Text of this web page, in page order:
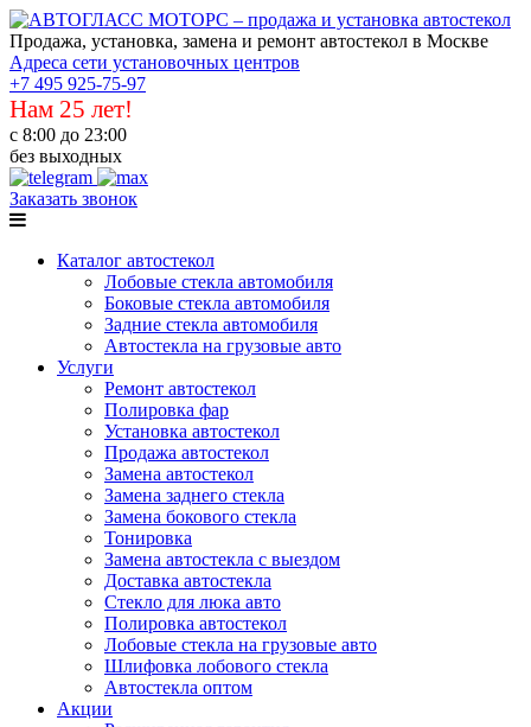
Продажа, установка, замена и ремонт автостекол в Москве
Адреса сети установочных центров
+7 495 925-75-97
Нам 25 лет!
с 8:00 до 23:00
без выходных
Заказать звонок
Каталог автостекол
Лобовые стекла автомобиля
Боковые стекла автомобиля
Задние стекла автомобиля
Автостекла на грузовые авто
Услуги
Ремонт автостекол
Полировка фар
Установка автостекол
Продажа автостекол
Замена автостекол
Замена заднего стекла
Замена бокового стекла
Тонировка
Замена автостекла с выездом
Доставка автостекла
Стекло для люка авто
Полировка автостекол
Лобовые стекла на грузовые авто
Шлифовка лобового стекла
Автостекла оптом
Акции